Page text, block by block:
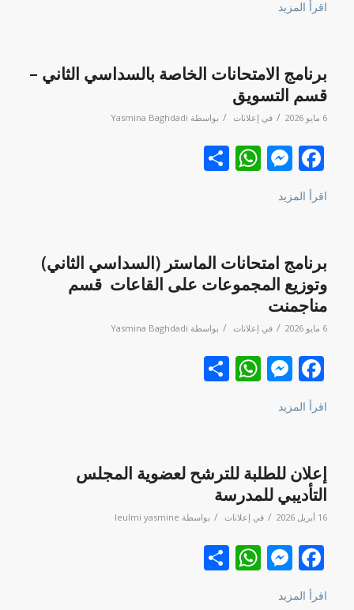
اقرأ المزيد
برنامج الامتحانات الخاصة بالسداسي الثاني –
قسم التسويق
6 مايو 2026 / في إعلانات / بواسطة Yasmina Baghdadi
Facebook
Messenger
WhatsApp
نشر
اقرأ المزيد
برنامج امتحانات الماستر (السداسي الثاني)
وتوزيع المجموعات على القاعات قسم
مناجمنت
6 مايو 2026 / في إعلانات / بواسطة Yasmina Baghdadi
Facebook
Messenger
WhatsApp
نشر
اقرأ المزيد
إعلان للطلبة للترشح لعضوية المجلس
التأديبي للمدرسة
16 أبريل 2026 / في إعلانات / بواسطة leulmi yasmine
Facebook
Messenger
WhatsApp
نشر
اقرأ المزيد